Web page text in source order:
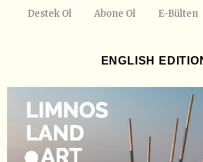
Destek Ol Abone Ol E-Bülten
ENGLISH